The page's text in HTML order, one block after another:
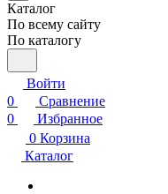
Каталог
По всему сайту
По каталогу
Войти
0
Сравнение
0
Избранное
0 Корзина
Каталог